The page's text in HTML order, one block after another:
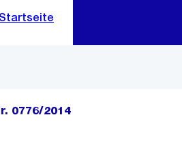
ein
0776/2014